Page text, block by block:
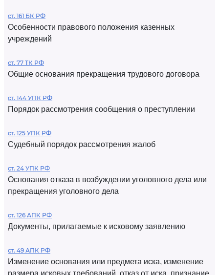
ст. 161 БК РФ
Особенности правового положения казенных
учреждений
ст. 77 ТК РФ
Общие основания прекращения трудового договора
ст. 144 УПК РФ
Порядок рассмотрения сообщения о преступлении
ст. 125 УПК РФ
Судебный порядок рассмотрения жалоб
ст. 24 УПК РФ
Основания отказа в возбуждении уголовного дела или
прекращения уголовного дела
ст. 126 АПК РФ
Документы, прилагаемые к исковому заявлению
ст. 49 АПК РФ
Изменение основания или предмета иска, изменение
размера исковых требований, отказ от иска, признание